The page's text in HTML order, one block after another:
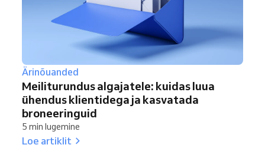
Ärinõuanded
Meiliturundus algajatele: kuidas luua
ühendus klientidega ja kasvatada
broneeringuid
5 min lugemine
Loe artiklit